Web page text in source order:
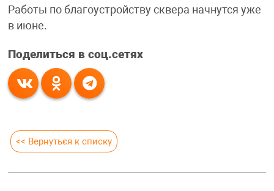
Работы по благоустройству сквера начнутся уже
в июне.
Поделиться в соц.сетях
<< Вернуться к списку